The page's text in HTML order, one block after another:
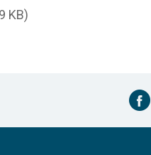
KB)
facebook-cirkel